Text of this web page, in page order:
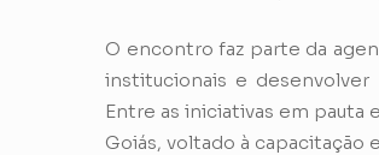
O encontro faz parte da
institucionais e
Entre as iniciativas em
Goiás, voltado à capacitação